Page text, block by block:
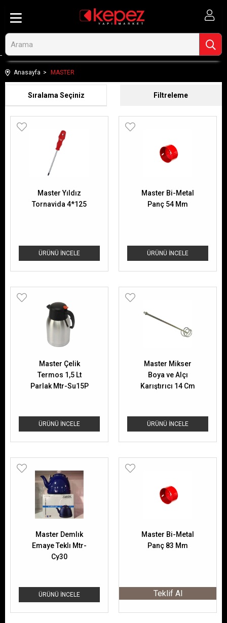
Anasayfa MASTER
Filtreleme
Sıralama
ÜRÜNÜ İNCELE
Master Yıldız
Tornavida 4*125
ÜRÜNÜ İNCELE
Master Bi-Metal
Panç 54 Mm
ÜRÜNÜ İNCELE
Master Çelik
Termos 1,5 Lt
Parlak Mtr-Su15P
ÜRÜNÜ İNCELE
Master Mikser
Boya ve Alçı
Karıştırıcı 14 Cm
ÜRÜNÜ İNCELE
Master Demlık
Emaye Teklı Mtr-
Cy30
Master Bi-Metal
Panç 83 Mm
Teklif Al